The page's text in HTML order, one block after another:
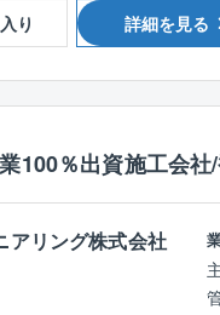
■
※
り 詳細を見る
100％出資施工会社
アリング株式会社